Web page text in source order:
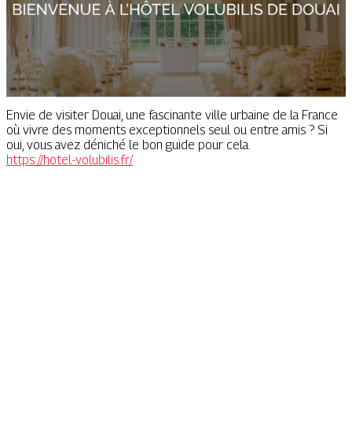
Envie de visiter Douai, une fascinante ville urbaine de la France
où vivre des moments exceptionnels seul ou entre amis ? Si
oui, vous avez déniché le bon guide pour cela.
https://hotel-volubilis.fr/